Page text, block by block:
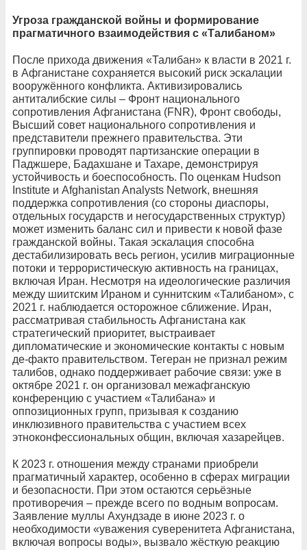
Угроза гражданской войны и формирование
прагматичного взаимодействия с «Талибаном»
После прихода движения «Талибан» к власти в 2021 г.
в Афганистане сохраняется высокий риск эскалации
вооружённого конфликта. Активизировались
антиталибские силы – Фронт национального
сопротивления Афганистана (FNR), Фронт свободы,
Высший совет национального сопротивления и
представители прежнего правительства. Эти
группировки проводят партизанские операции в
Паджшере, Бадахшане и Тахаре, демонстрируя
устойчивость и боеспособность. По оценкам Hudson
Institute и Afghanistan Analysts Network, внешняя
поддержка сопротивления (со стороны диаспоры,
отдельных государств и негосударственных структур)
может изменить баланс сил и привести к новой фазе
гражданской войны. Такая эскалация способна
дестабилизировать весь регион, усилив миграционные
потоки и террористическую активность на границах,
включая Иран. Несмотря на идеологические различия
между шиитским Ираном и суннитским «Талибаном», с
2021 г. наблюдается осторожное сближение. Иран,
рассматривая стабильность Афганистана как
стратегический приоритет, выстраивает
дипломатические и экономические контакты с новым
де-факто правительством. Тегеран не признал режим
талибов, однако поддерживает рабочие связи: уже в
октябре 2021 г. он организовал межафганскую
конференцию с участием «Талибана» и
оппозиционных групп, призывая к созданию
инклюзивного правительства с участием всех
этноконфессиональных общин, включая хазарейцев.
К 2023 г. отношения между странами приобрели
прагматичный характер, особенно в сферах миграции
и безопасности. При этом остаются серьёзные
противоречия – прежде всего по водным вопросам.
Заявление муллы Ахундзаде в июне 2023 г. о
необходимости «уважения суверенитета Афганистана,
включая вопросы воды», вызвало жёсткую реакцию